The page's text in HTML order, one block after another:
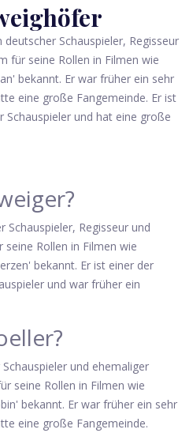
Schauspieler, Regisseur
für seine Rollen in Filmen wie
bekannt. Er war früher ein sehr
eine große Fangemeinde. Er ist
und hat eine große
Schauspieler, Regisseur und
Rollen in Filmen wie
bekannt. Er ist einer der
und war früher ein
und ehemaliger
seine Rollen in Filmen wie
bekannt. Er war früher ein sehr
eine große Fangemeinde.